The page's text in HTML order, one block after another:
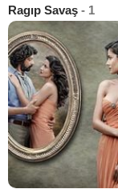
Ragıp Savaş - 1